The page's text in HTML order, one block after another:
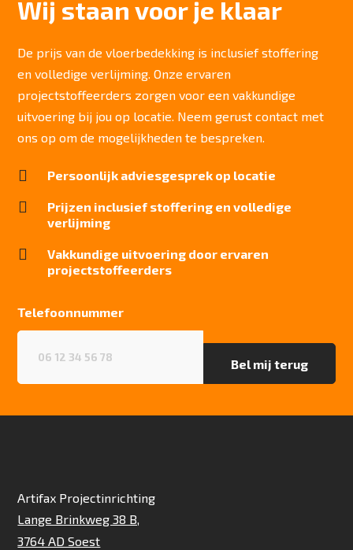
3.914 gr/m2
>6
Slijtvastheid NF EN 1307
klasse 33 LC 1+ Rolstoel A
Geluidsisolatie
23 dB
Cfl-S1
Kwaliteitslabel GUT
OC5650AF
Particulier gebruik
zwaar
zwaar
Wij staan voor je klaar
De prijs van de vloerbedekking is inclusief stoffering
en volledige verlijming. Onze ervaren
projectstoffeerders zorgen voor een vakkundige
uitvoering bij jou op locatie. Neem gerust contact met
ons op om de mogelijkheden te bespreken.
 Persoonlijk adviesgesprek op locatie

Prijzen inclusief stoffering en volledige
verlijming

Vakkundige uitvoering door ervaren
projectstoffeerders
Telefoonnummer
Artifax Projectinrichting
Lange Brinkweg 38 B,
3764 AD Soest